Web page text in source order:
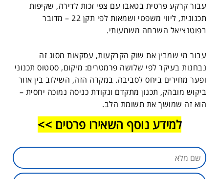
עבור קרקע פרטית בטאבו עם צפי זכות לדירה, שקיפות
תכנונית, ליווי משפטי ושמאות לפי תקן 22 – מדובר
בפוטנציאל השבחה משמעותי.
עבור מי שמבין את שוק הקרקעות, עסקאות מסוג זה
נבחנות בעיקר לפי שלושה פרמטרים: מיקום, סטטוס תכנוני
ופער מחירים ביחס לסביבה. במקרה הזה, השילוב בין אזור
ביקוש מובהק, תכנון מתקדם ונקודת כניסה נמוכה יחסית –
הוא זה שמושך את תשומת הלב.
למידע נוסף השאירו פרטים >>